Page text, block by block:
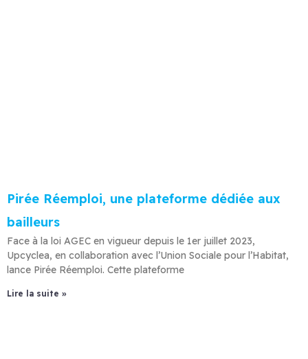
Pirée Réemploi, une plateforme dédiée aux
bailleurs
Face à la loi AGEC en vigueur depuis le 1er juillet 2023,
Upcyclea, en collaboration avec l’Union Sociale pour l’Habitat,
lance Pirée Réemploi. Cette plateforme
Lire la suite »